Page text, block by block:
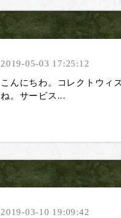
2019-05-03 17:25:12
こんにちわ。コレクトウィ
ね。サービス...
2019-03-10 19:09:42